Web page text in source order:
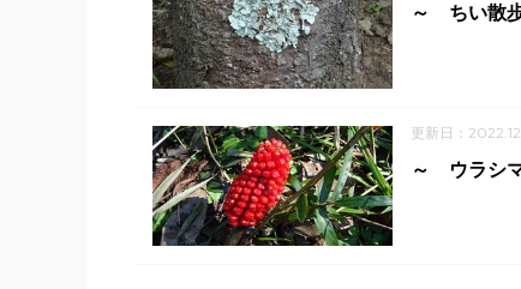
～ ちい散
更新日：
～ ウラシ